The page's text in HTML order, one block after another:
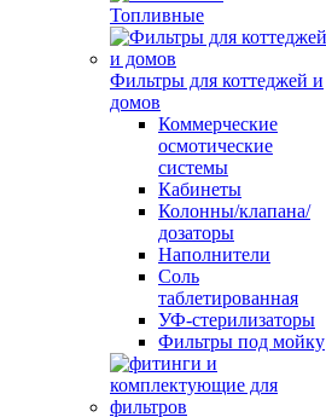
Топливные
Фильтры для коттеджей и
домов
Коммерческие
осмотические
системы
Кабинеты
Колонны/клапана/
дозаторы
Наполнители
Соль
таблетированная
УФ-стерилизаторы
Фильтры под мойку